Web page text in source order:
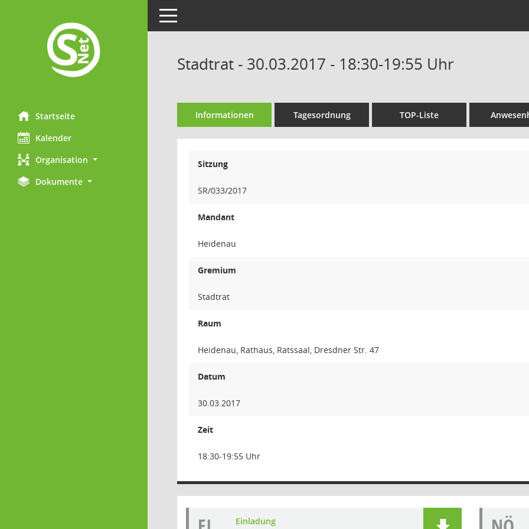
Startseite
Kalender
Organisation
Dokumente
Toggle navigation
Stadtrat - 30.03.2017 - 18:30-19:55 Uhr
Informationen Tagesordnung TOP-Liste
Sitzung
SR/033/2017
Mandant
Heidenau
Gremium
Stadtrat
Raum
Heidenau, Rathaus, Ratssaal, Dresdner Str. 47
Datum
30.03.2017
Zeit
18:30-19:55 Uhr
Einladung